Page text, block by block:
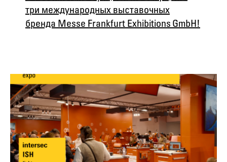
три международных выставочных
бренда Messe Frankfurt Exhibitions GmbH!